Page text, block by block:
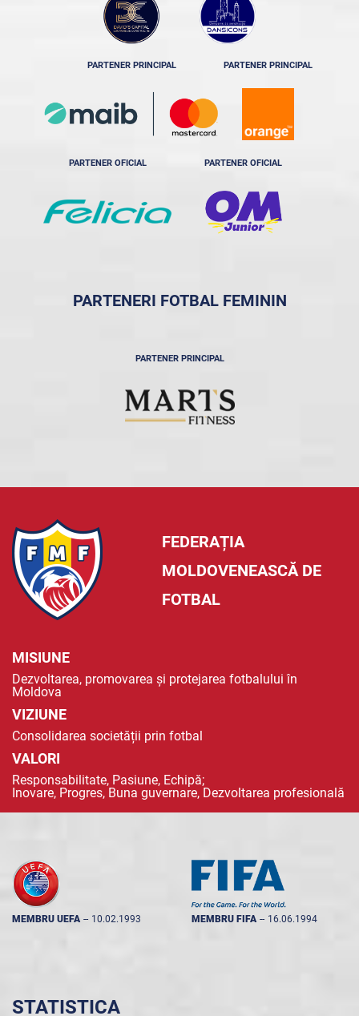
PARTENER PRINCIPAL PARTENER PRINCIPAL
PARTENER OFICIAL PARTENER OFICIAL
PARTENERI FOTBAL FEMININ
PARTENER PRINCIPAL
FEDERAȚIA
MOLDOVENEASCĂ DE
FOTBAL
MISIUNE
Dezvoltarea, promovarea și protejarea fotbalului în
Moldova
VIZIUNE
Consolidarea societății prin fotbal
VALORI
Responsabilitate, Pasiune, Echipă;
Inovare, Progres, Buna guvernare, Dezvoltarea profesională
MEMBRU UEFA -- 10.02.1993 MEMBRU FIFA -- 16.06.1994
STATISTICA